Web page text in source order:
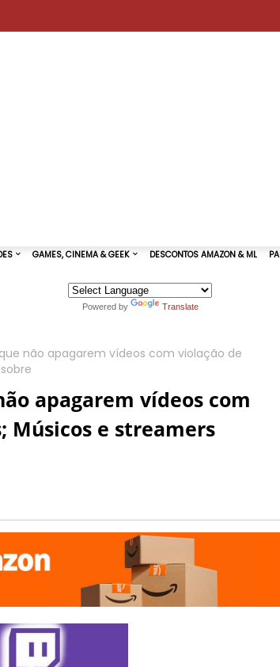
Powered by Translate
não apagarem vídeos com violação de
apagarem vídeos com
Músicos e streamers